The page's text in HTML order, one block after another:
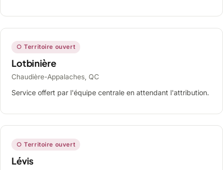
○ Territoire ouvert
Lotbinière
Chaudière-Appalaches, QC
Service offert par l'équipe centrale en attendant l'attribution.
○ Territoire ouvert
Lévis